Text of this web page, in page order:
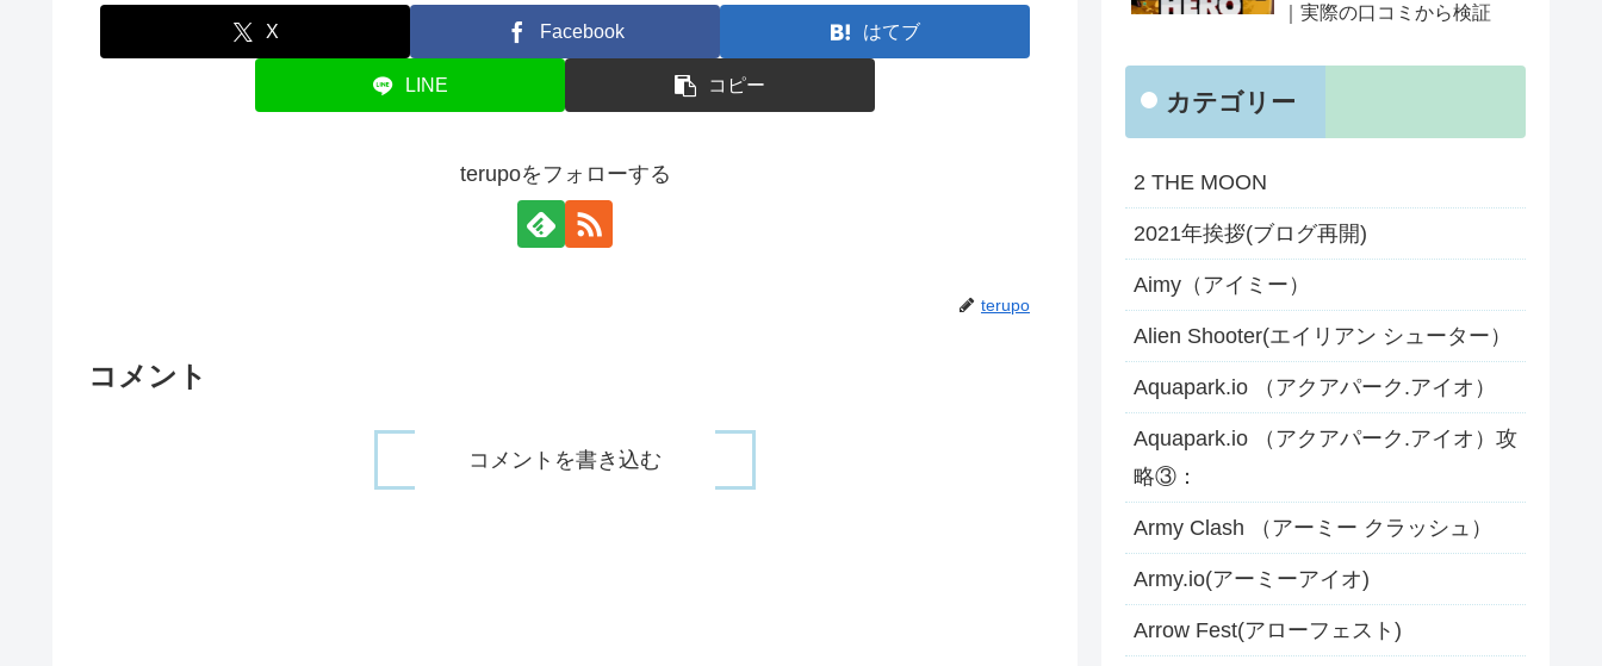
X Facebook はてブ
LINE コピー
terupoをフォローする
terupo
コメント
コメントを書き込む
｜実際の口コミから検証
カテゴリー
2 THE MOON
2021年挨拶(ブログ再開)
Aimy（アイミー）
Alien Shooter(エイリアン シューター）
Aquapark.io （アクアパーク.アイオ）
Aquapark.io （アクアパーク.アイオ）攻
略③：
Army Clash （アーミー クラッシュ）
Army.io(アーミーアイオ)
Arrow Fest(アローフェスト)